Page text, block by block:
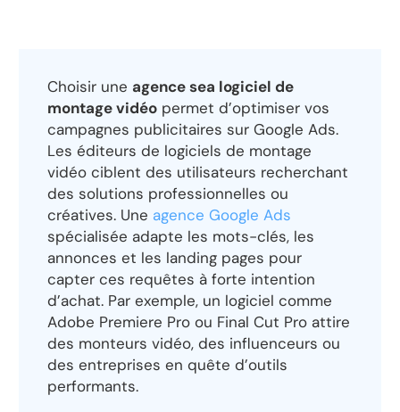
Choisir une agence sea logiciel de
montage vidéo permet d’optimiser vos
campagnes publicitaires sur Google Ads.
Les éditeurs de logiciels de montage
vidéo ciblent des utilisateurs recherchant
des solutions professionnelles ou
créatives. Une agence Google Ads
spécialisée adapte les mots-clés, les
annonces et les landing pages pour
capter ces requêtes à forte intention
d’achat. Par exemple, un logiciel comme
Adobe Premiere Pro ou Final Cut Pro attire
des monteurs vidéo, des influenceurs ou
des entreprises en quête d’outils
performants.